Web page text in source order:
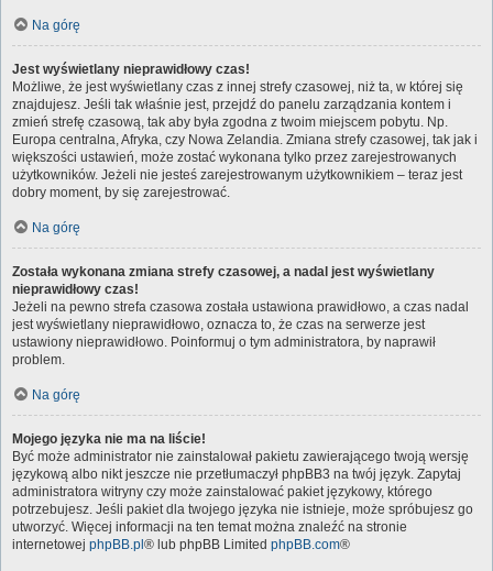
Na górę
Jest wyświetlany nieprawidłowy czas!
Możliwe, że jest wyświetlany czas z innej strefy czasowej, niż ta, w której się
znajdujesz. Jeśli tak właśnie jest, przejdź do panelu zarządzania kontem i
zmień strefę czasową, tak aby była zgodna z twoim miejscem pobytu. Np.
Europa centralna, Afryka, czy Nowa Zelandia. Zmiana strefy czasowej, tak jak i
większości ustawień, może zostać wykonana tylko przez zarejestrowanych
użytkowników. Jeżeli nie jesteś zarejestrowanym użytkownikiem – teraz jest
dobry moment, by się zarejestrować.
Na górę
Została wykonana zmiana strefy czasowej, a nadal jest wyświetlany
nieprawidłowy czas!
Jeżeli na pewno strefa czasowa została ustawiona prawidłowo, a czas nadal
jest wyświetlany nieprawidłowo, oznacza to, że czas na serwerze jest
ustawiony nieprawidłowo. Poinformuj o tym administratora, by naprawił
problem.
Na górę
Mojego języka nie ma na liście!
Być może administrator nie zainstalował pakietu zawierającego twoją wersję
językową albo nikt jeszcze nie przetłumaczył phpBB3 na twój język. Zapytaj
administratora witryny czy może zainstalować pakiet językowy, którego
potrzebujesz. Jeśli pakiet dla twojego języka nie istnieje, może spróbujesz go
utworzyć. Więcej informacji na ten temat można znaleźć na stronie
internetowej phpBB.pl ® lub phpBB Limited phpBB.com®